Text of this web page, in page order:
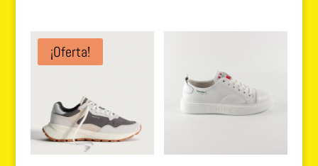
¡Oferta!